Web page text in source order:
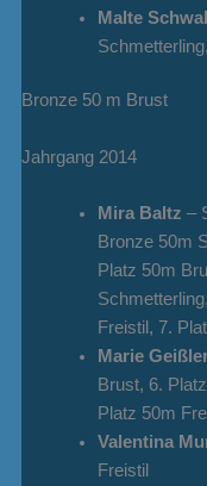
Malte
Bronze 50 m Brust
Jahrgang 2014
Mira Baltz –
Bronze 50m
Platz 50m
Freistil, 7.
Marie
Brust, 6.
Platz 50m
Valentina
Freistil